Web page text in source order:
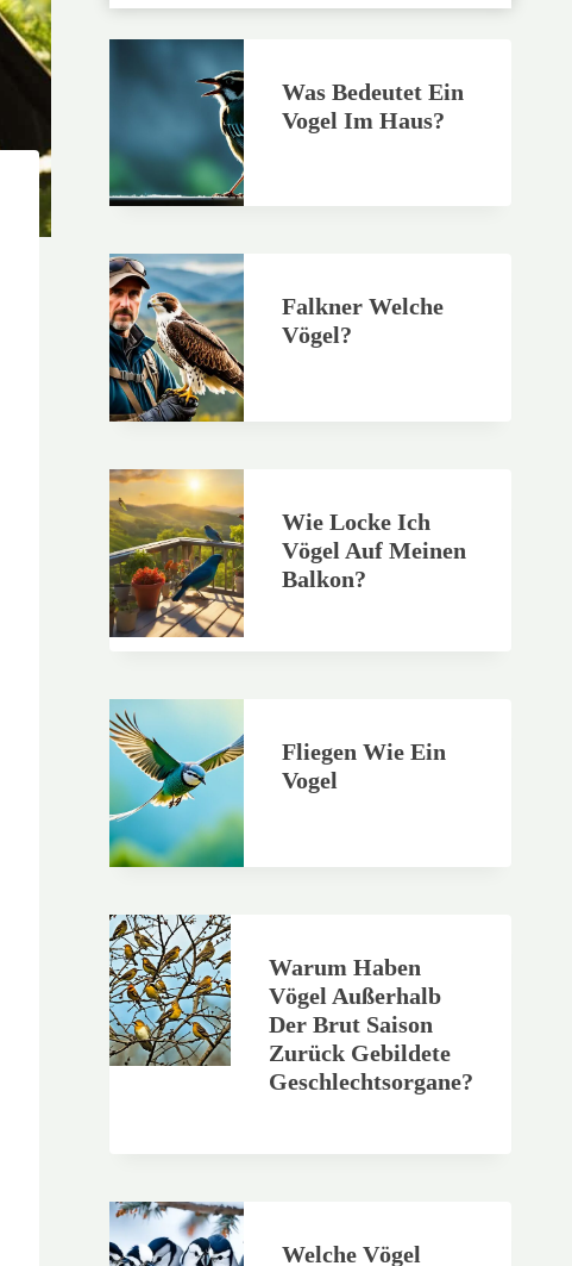
Was Bedeutet Ein
Vogel Im Haus?
Falkner Welche
Vögel?
Wie Locke Ich
Vögel Auf Meinen
Balkon?
Fliegen Wie Ein
Vogel
Warum Haben
Vögel Außerhalb
Der Brut Saison
Zurück Gebildete
Geschlechtsorgane?
Welche Vögel